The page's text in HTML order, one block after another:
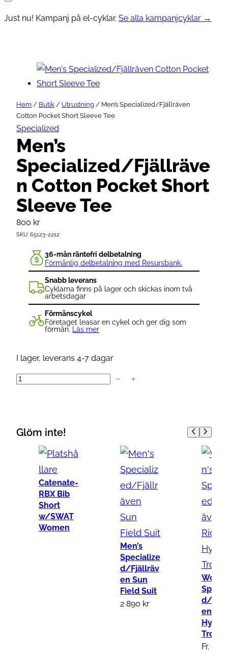
Just nu! Kampanj på el-cyklar. Se alla kampanjcyklar →
Hem / Butik / Utrustning / Men’s Specialized/Fjällräven
Cotton Pocket Short Sleeve Tee
Specialized
Men’s
Specialized/Fjällräve
n Cotton Pocket Short
Sleeve Tee
800 kr
SKU: 65123-2212
36-mån räntefri delbetalning
Förmånlig delbetalning med Resursbank.
Snabb leverans
Cyklarna finns på lager och skickas inom två
arbetsdagar
Förmånscykel
Företaget leasar en cykel och ger dig som
förmån.
Läs mer
I lager, leverans 4-7 dagar
M
s
− +
Glöm inte!
Catenate-
RBX Bib
Short
w/SWAT
Women
Men’s
Specialize
d/Fjällräv
en Sun
Field Suit
2 890 kr
d/
en
Hybrid
Fr. 939